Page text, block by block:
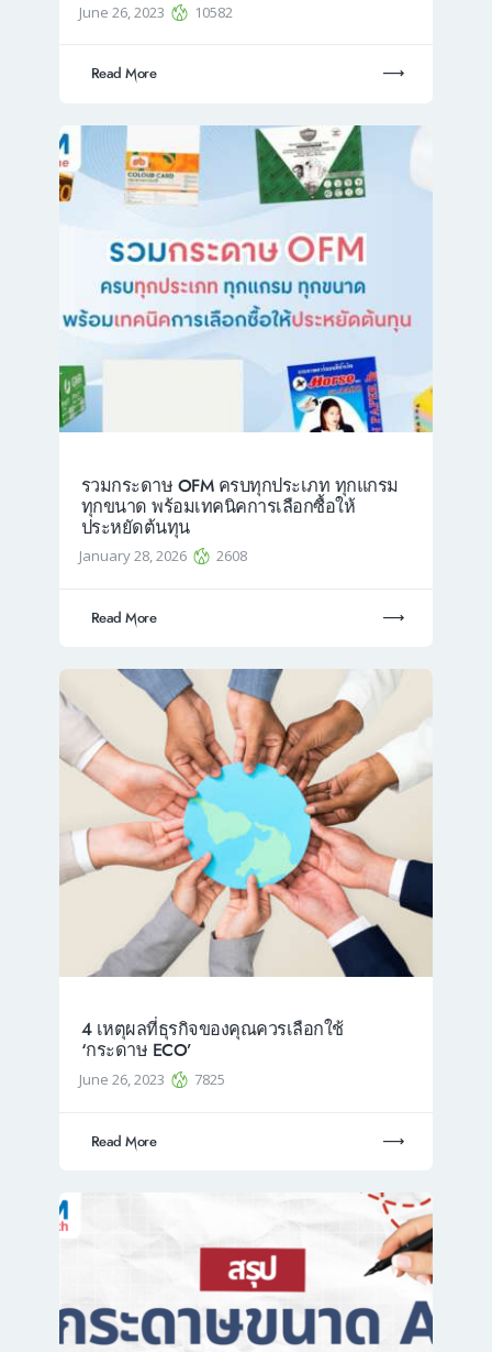
June 26, 2023 10582
Read More
รวมกระดาษ OFM ครบทุกประเภท ทุกแกรม
ทุกขนาด พร้อมเทคนิคการเลือกซื้อให้
ประหยัดต้นทุน
January 28, 2026 2608
Read More
4 เหตุผลที่ธุรกิจของคุณควรเลือกใช้
‘กระดาษ ECO’
June 26, 2023 7825
Read More